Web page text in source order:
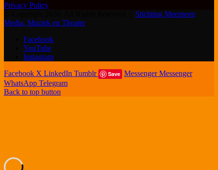
Privacy Policy
Stichting Meerpeen
Media, Muziek en Theater
Facebook
YouTube
Instagram
Facebook X LinkedIn Tumblr Save Messenger Messenger
WhatsApp Telegram
Back to top button